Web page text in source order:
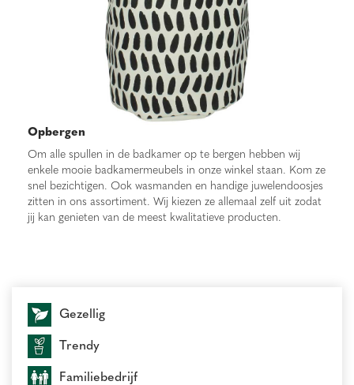
Opbergen
Om alle spullen in de badkamer op te bergen hebben wij
enkele mooie badkamermeubels in onze winkel staan. Kom ze
snel bezichtigen. Ook wasmanden en handige juwelendoosjes
zitten in ons assortiment. Wij kiezen ze allemaal zelf uit zodat
jij kan genieten van de meest kwalitatieve producten.
Gezellig
Trendy
Familiebedrijf